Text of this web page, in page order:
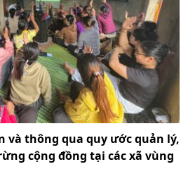
và thông qua quy ước quản lý,
cộng đồng tại các xã vùng